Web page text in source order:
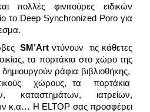
πολλές φινιτούρες ειδικών
το Deep Synchronized Poro για
SM’Art ντύνουν τις κάθετες
τα πορτάκια στο χώρο της
ράφια βιβλιοθήκης,
χώρους, τα πορτάκια
καταστημάτων, ιατρείων,
κ.α… Η ELTOP σας προσφέρει